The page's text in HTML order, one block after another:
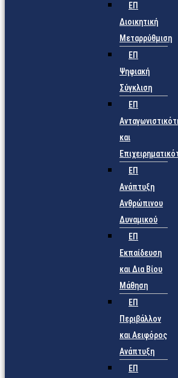
ΕΠ
Διοικητική
Μεταρρύθμιση
ΕΠ
Ψηφιακή
Σύγκλιση
ΕΠ
και
ΕΠ
Ανάπτυξη
Ανθρώπινου
Δυναμικού
ΕΠ
Εκπαίδευση
και Δια Βίου
Μάθηση
ΕΠ
Περιβάλλον
και Αειφόρος
Ανάπτυξη
ΕΠ